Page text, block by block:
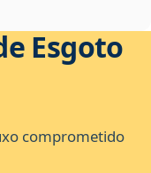
Esgoto
comprometido